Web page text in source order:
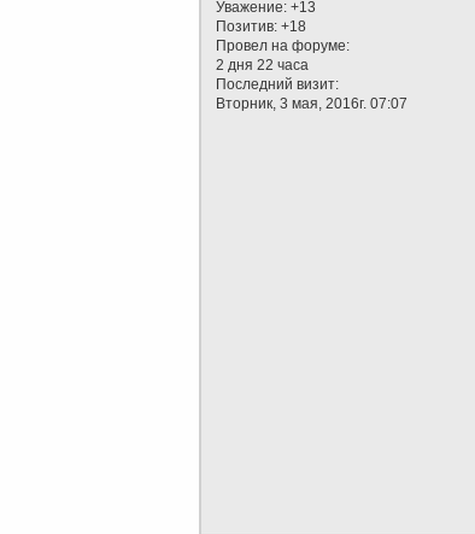
Уважение: +13
Позитив: +18
Провел на форуме:
2 дня 22 часа
Последний визит:
Вторник, 3 мая, 2016г. 07:07